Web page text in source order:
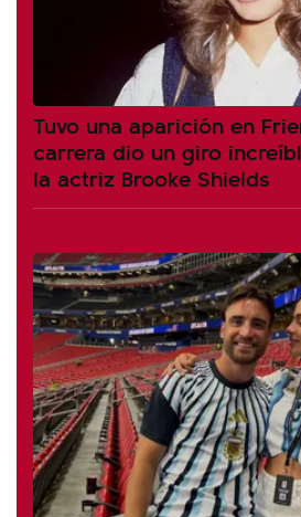
Tuvo una aparición en
carrera dio un giro
la actriz Brooke Shields